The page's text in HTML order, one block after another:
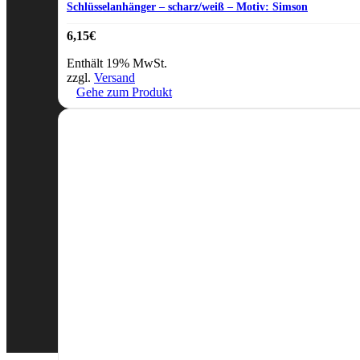
Schlüsselanhänger – scharz/weiß – Motiv: Simson
6,15€
Enthält 19% MwSt.
zzgl. Versand
Gehe zum Produkt